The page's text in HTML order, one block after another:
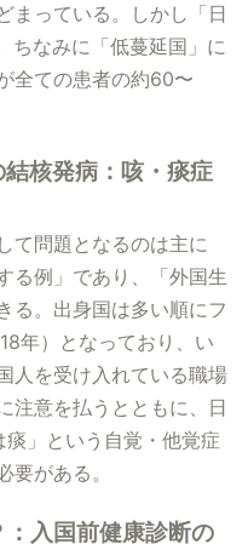
まっている。しかし「日
ちなみに「低蔓延国」に
全ての患者の約60〜
核発病：咳・痰症
て問題となるのは主に
る例」であり、「外国生
る。出身国は多い順にフ
年）となっており、い
人を受け入れている職場
注意を払うとともに、日
」という自覚・他覚症
がある。
入国前健康診断の